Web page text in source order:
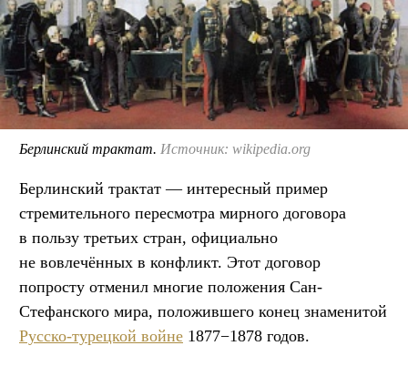
Берлинский трактат. Источник: wikipedia.org
Берлинский трактат — интересный пример
стремительного пересмотра мирного договора
в пользу третьих стран, официально
не вовлечённых в конфликт. Этот договор
попросту отменил многие положения Сан-
Стефанского мира, положившего конец знаменитой
Русско-турецкой войне 1877−1878 годов.